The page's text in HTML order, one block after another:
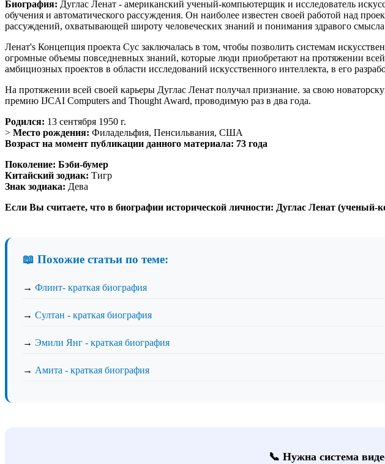
Биография: Дуглас Ленат - американский ученый-компьютерщик и исследователь
обучения и автоматического рассуждения. Он наиболее известен своей работой над
рассуждений, охватывающей широту человеческих знаний и понимания здравого
Ленат's Концепция проекта Cyc заключалась в том, чтобы позволить системам
огромные объемы повседневных знаний, которые люди приобретают на протяжении
амбициозных проектов в области исследований искусственного интеллекта, в его
На протяжении всей своей карьеры Дуглас Ленат получал признание. за свою
премию IJCAI Computers and Thought Award, проводимую раз в два года.
Родился: 13 сентября 1950 г.
> Место рождения: Филадельфия, Пенсильвания, США
Возраст на момент публикации данного материала: 73 года
Поколение: Бэби-бумер
Китайский зодиак: Тигр
Знак зодиака: Дева
Если Вы считаете, что в биографии исторической личности: Дуглас Ленат
📖 Похожие статьи по теме:
→ Флинт- краткая биография
→ Султан - краткая биография
→ Эмили Янг - краткая биография
→ Амита - краткая биография
📞 Нужна система